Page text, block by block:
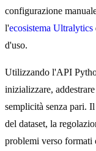
configurazione
l'ecosistema Ultralytics
d'uso.
Utilizzando l'API
inizializzare,
semplicità senza pari.
del dataset, la
problemi verso formati